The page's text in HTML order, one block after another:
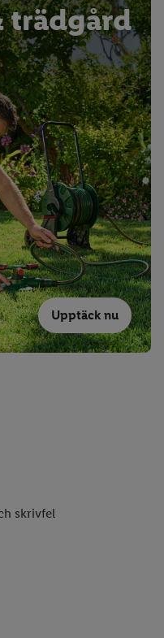
trädgård
Upptäck nu
skrivfel